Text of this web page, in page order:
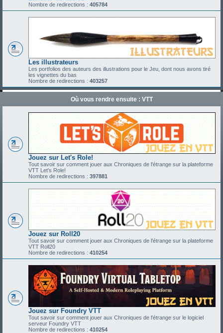
Nombre de redirections : 405784
Les illustrateurs
Les portfolios des auteurs des illustrations pour le Jeu, dont nous avons tiré
les vignettes du bas
Nombre de redirections : 403257
Où vous rendre ensuite : VTT
Jouez sur Let's Role!
Tout savoir sur comment jouer aux Chroniques de l'étrange sur la plateforme
VTT Let's Role!
Nombre de redirections : 397881
Jouez sur Roll20
Tout savoir sur comment jouer aux Chroniques de l'étrange sur la plateforme
VTT Roll20
Nombre de redirections : 410254
Jouez sur Foundry VTT
Tout savoir sur comment jouer aux Chroniques de l'étrange sur le logiciel
serveur Foundry VTT
Nombre de redirections : 410254